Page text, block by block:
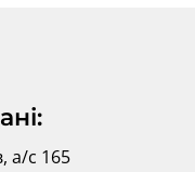
а/с 165